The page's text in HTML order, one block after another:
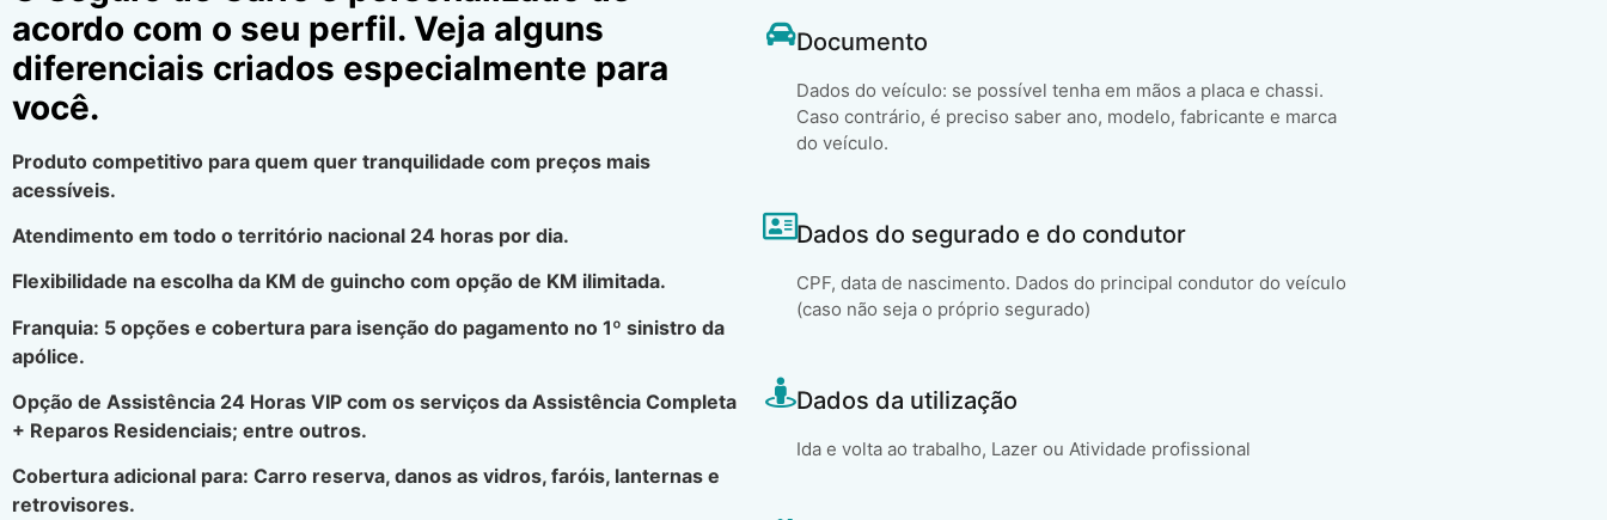
acordo com o seu perfil. Veja alguns
diferenciais criados especialmente para
você.
Produto competitivo para quem quer tranquilidade com preços mais
acessíveis.
Atendimento em todo o território nacional 24 horas por dia.
Flexibilidade na escolha da KM de guincho com opção de KM ilimitada.
Franquia: 5 opções e cobertura para isenção do pagamento no 1º sinistro da
apólice.
Opção de Assistência 24 Horas VIP com os serviços da Assistência Completa
+ Reparos Residenciais; entre outros.
Cobertura adicional para: Carro reserva, danos as vidros, faróis, lanternas e
retrovisores.
Documento
Dados do veículo: se possível tenha em mãos a placa e chassi.
Caso contrário, é preciso saber ano, modelo, fabricante e marca
do veículo.
Dados do segurado e do condutor
CPF, data de nascimento. Dados do principal condutor do veículo
(caso não seja o próprio segurado)
Dados da utilização
Ida e volta ao trabalho, Lazer ou Atividade profissional